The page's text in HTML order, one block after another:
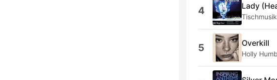
4 Lady
Tischmusik
5 Overkill
Holly